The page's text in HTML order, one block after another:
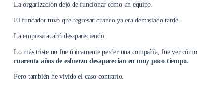
La organización dejó de funcionar como un equipo.
El fundador tuvo que regresar cuando ya era demasiado tarde.
La empresa acabó desapareciendo.
Lo más triste no fue únicamente perder una compañía, fue ver cómo
cuarenta años de esfuerzo desaparecían en muy poco tiempo.
Pero también he vivido el caso contrario.